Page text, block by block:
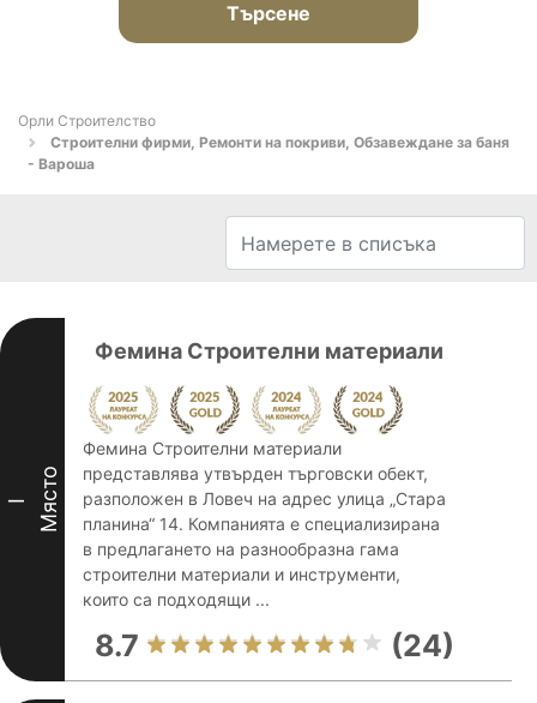
Търсене
Орли Строителство
Строителни фирми, Ремонти на покриви, Обзавеждане за баня
- Вароша
I Място
Фемина Строителни материали
Фемина Строителни материали
представлява утвърден търговски обект,
разположен в Ловеч на адрес улица „Стара
планина“ 14. Компанията е специализирана
в предлагането на разнообразна гама
строителни материали и инструменти,
които са подходящи ...
8.7 (24)